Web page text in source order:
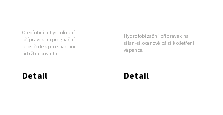
Detail
Oleofobní a hydrofobní
přípravek impregnační
prostředek pro snadnou
údržbu povrchu.
Detail
Hydrofobizační přípravek na
silan-siloxanové bázi k ošetření
vápence.